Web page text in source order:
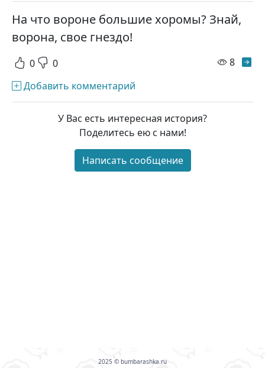
На что вороне большие хоромы? Знай,
ворона, свое гнездо!
0 0 8
Добавить комментарий
Загрузить ещё
У Вас есть интересная история?
Поделитесь ею с нами!
Написать сообщение
2025 © bumbarashka.ru